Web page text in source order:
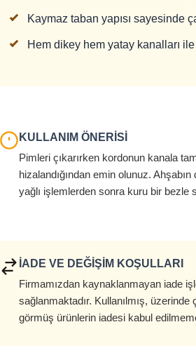
Kaymaz taban yapısı sayesinde
Hem dikey hem yatay kanalları
KULLANIM ÖNERISI
Pimleri çıkarırken kordonun kanala
hizalandığından emin olunuz.
yağlı işlemlerden sonra kuru bir bezle
İADE VE DEĞIŞIM KOŞULLARI
Firmamızdan kaynaklanmayan iade
sağlanmaktadır. Kullanılmış,
görmüş ürünlerin iadesi kabul